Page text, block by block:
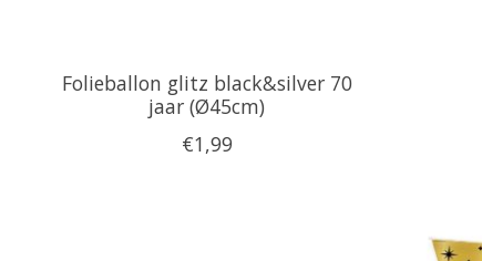
Folieballon glitz black&silver 70
jaar (Ø45cm)
€1,99